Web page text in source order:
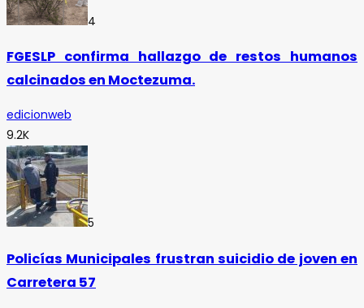
4
FGESLP confirma hallazgo de restos humanos
calcinados en Moctezuma.
edicionweb
9.2K
5
Policías Municipales frustran suicidio de joven en
Carretera 57